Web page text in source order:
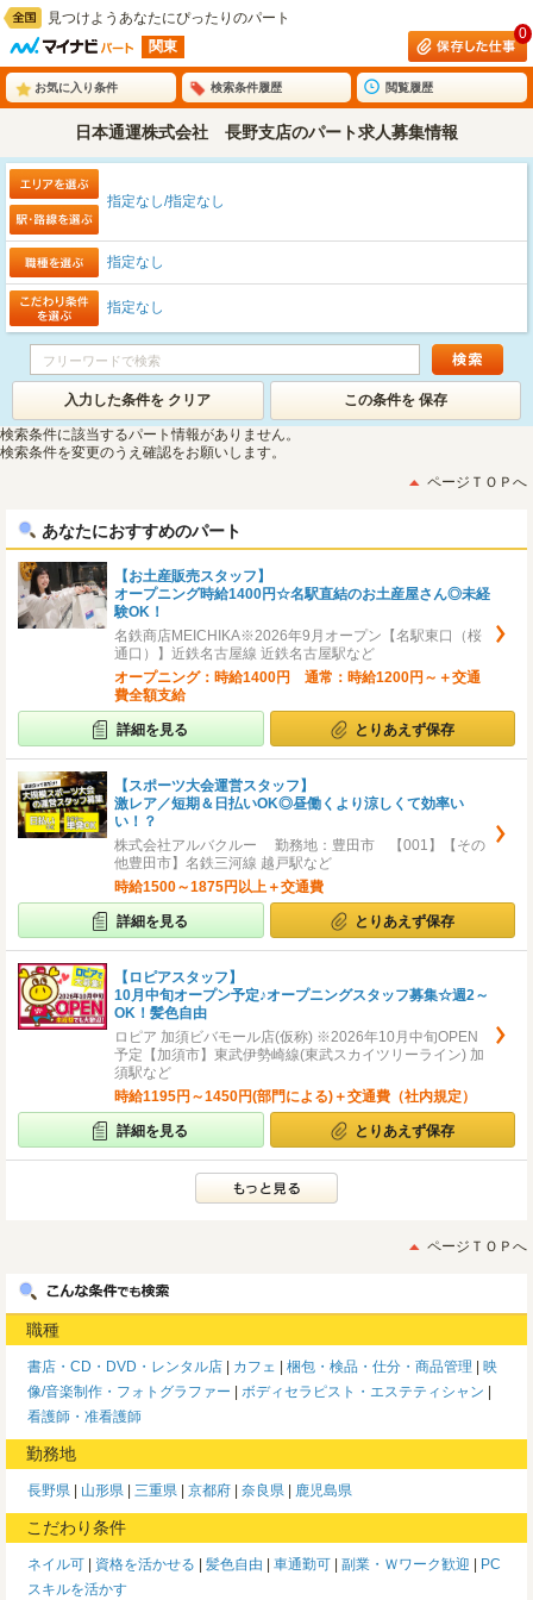
見つけようあなたにぴったりのパート
関東
0
お気に入り条件 検索条件履歴 閲覧履歴
日本通運株式会社 長野支店のパート求人募集情報
指定なし/指定なし
指定なし
指定なし
入力した条件を クリア この条件を 保存
検索条件に該当するパート情報がありません。
検索条件を変更のうえ確認をお願いします。
ページＴＯＰへ
あなたにおすすめのパート
【お土産販売スタッフ】
オープニング時給1400円☆名駅直結のお土産屋さん◎未経
験OK！
名鉄商店MEICHIKA※2026年9月オープン【名駅東口（桜
通口）】近鉄名古屋線 近鉄名古屋駅など
オープニング：時給1400円 通常：時給1200円～＋交通
費全額支給
詳細を見る とりあえず保存
【スポーツ大会運営スタッフ】
激レア／短期＆日払いOK◎昼働くより涼しくて効率い
い！？
株式会社アルバクルー 勤務地：豊田市 【001】【その
他豊田市】名鉄三河線 越戸駅など
時給1500～1875円以上＋交通費
詳細を見る とりあえず保存
【ロピアスタッフ】
10月中旬オープン予定♪オープニングスタッフ募集☆週2～
OK！髪色自由
ロピア 加須ビバモール店(仮称) ※2026年10月中旬OPEN
予定【加須市】東武伊勢崎線(東武スカイツリーライン) 加
須駅など
時給1195円～1450円(部門による)＋交通費（社内規定）
詳細を見る とりあえず保存
ページＴＯＰへ
職種
書店・CD・DVD・レンタル店 カフェ 梱包・検品・仕分・商品管理
映
像/音楽制作・フォトグラファー
ボディセラピスト・エステティシャン
看護師・准看護師
勤務地
長野県 山形県 三重県 京都府 奈良県 鹿児島県
こだわり条件
ネイル可 資格を活かせる 髪色自由 車通勤可 副業・Ｗワーク歓迎
PC
スキルを活かす